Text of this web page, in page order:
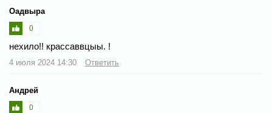
Оадвыра
0
нехило!! крассаввцыы. !
4 июля 2024 14:30 Ответить
Андрей
0